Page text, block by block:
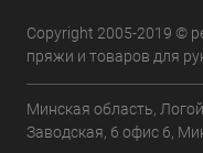
Copyright 2005-2019 ©
пряжи и товаров для
Минская область,
Заводская, 6 офис 6,